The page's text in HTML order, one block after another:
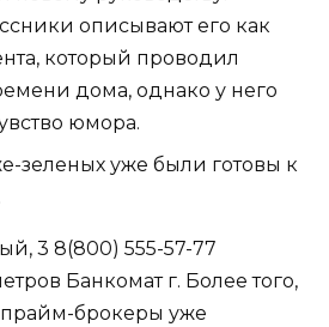
описывают его как
который проводил
дома, однако у него
юмора.
зеленых уже были готовы к
3 8(800) 555-57-77
Банкомат г. Более того,
брокеры уже